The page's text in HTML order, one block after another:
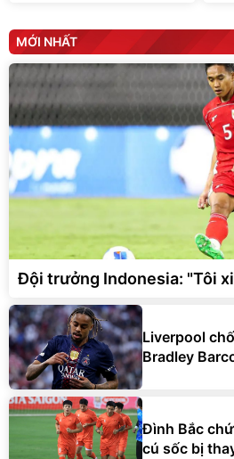
MỚI NHẤT
Đội trưởng Indonesia: "Tôi
Liverpool
Bradley
Đình Bắc
cú sốc bị